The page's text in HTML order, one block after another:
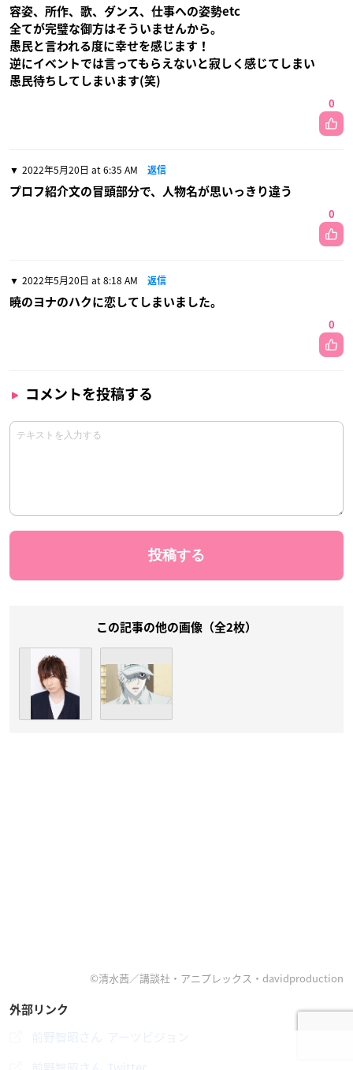
容姿、所作、歌、ダンス、仕事への姿勢etc
全てが完璧な御方はそういませんから。
愚民と言われる度に幸せを感じます！
逆にイベントでは言ってもらえないと寂しく感じてしまい
愚民待ちしてしまいます(笑)
0
2022年5月20日 at 6:35 AM 返信
プロフ紹介文の冒頭部分で、人物名が思いっきり違う
0
2022年5月20日 at 8:18 AM 返信
暁のヨナのハクに恋してしまいました。
0
コメントを投稿する
この記事の他の画像（全2枚）
©清水茜／講談社・アニプレックス・davidproduction
外部リンク